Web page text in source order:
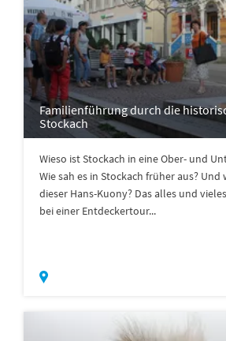
Familienführung durch die
Stockach
Wieso ist Stockach in eine Ober- und
Wie sah es in Stockach früher aus?
dieser Hans-Kuony? Das alles und
bei einer Entdeckertour...